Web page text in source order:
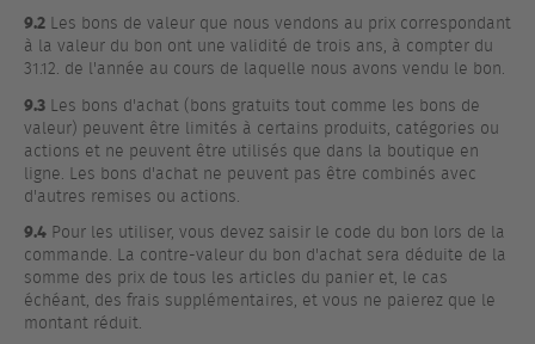
9.2 Les bons de valeur que nous vendons au prix correspondant
à la valeur du bon ont une validité de trois ans, à compter du
31.12. de l'année au cours de laquelle nous avons vendu le bon.
9.3 Les bons d'achat (bons gratuits tout comme les bons de
valeur) peuvent être limités à certains produits, catégories ou
actions et ne peuvent être utilisés que dans la boutique en
ligne. Les bons d'achat ne peuvent pas être combinés avec
d'autres remises ou actions.
9.4 Pour les utiliser, vous devez saisir le code du bon lors de la
commande. La contre-valeur du bon d'achat sera déduite de la
somme des prix de tous les articles du panier et, le cas
échéant, des frais supplémentaires, et vous ne paierez que le
montant réduit.